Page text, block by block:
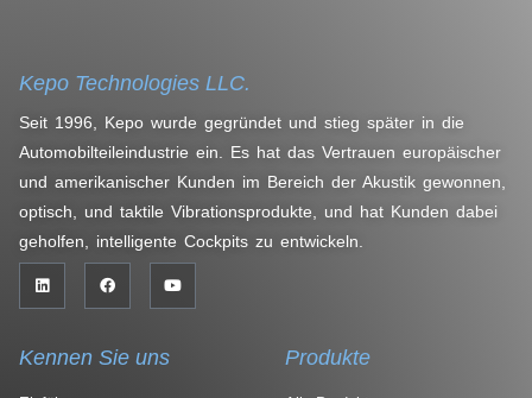
Kepo Technologies LLC.
Seit 1996, Kepo wurde gegründet und stieg später in die
Automobilteileindustrie ein. Es hat das Vertrauen europäischer
und amerikanischer Kunden im Bereich der Akustik gewonnen,
optisch, und taktile Vibrationsprodukte, und hat Kunden dabei
geholfen, intelligente Cockpits zu entwickeln.
Kennen Sie uns Produkte